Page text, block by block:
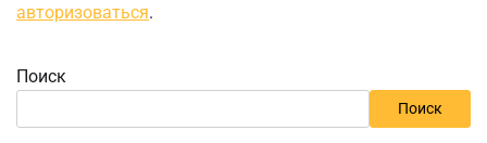
авторизоваться.
Поиск
Поиск